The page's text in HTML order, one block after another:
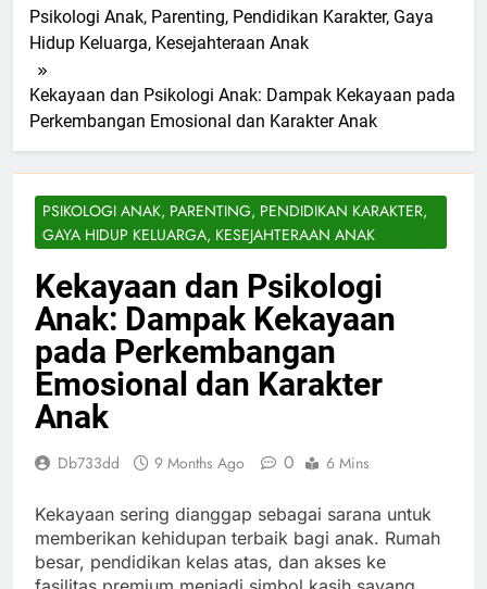
Psikologi Anak, Parenting, Pendidikan Karakter, Gaya
Hidup Keluarga, Kesejahteraan Anak
Kekayaan dan Psikologi Anak: Dampak Kekayaan pada
Perkembangan Emosional dan Karakter Anak
PSIKOLOGI ANAK, PARENTING, PENDIDIKAN KARAKTER,
GAYA HIDUP KELUARGA, KESEJAHTERAAN ANAK
Kekayaan dan Psikologi
Anak: Dampak Kekayaan
pada Perkembangan
Emosional dan Karakter
Anak
Db733dd 9 Months Ago 0 6 Mins
Kekayaan sering dianggap sebagai sarana untuk
memberikan kehidupan terbaik bagi anak. Rumah
besar, pendidikan kelas atas, dan akses ke